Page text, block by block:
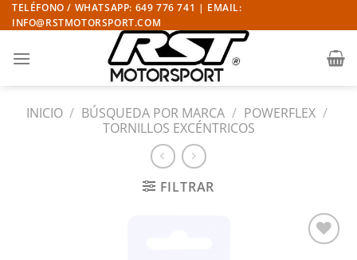
Saltar
al
TELÉFONO / WHATSAPP: 649 776 741 | EMAIL:
INFO@RSTMOTORSPORT.COM
INICIO / BÚSQUEDA POR MARCA / POWERFLEX /
TORNILLOS EXCÉNTRICOS
FILTRAR